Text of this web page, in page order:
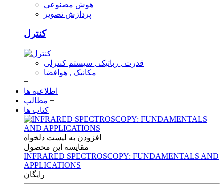
هوش مصنوعی
پردازش تصویر
کنترل
قدرت , رباتیک , سیستم کنترلی
مکانیک , هوافضا
+
اطلاعیه ها +
مطالب +
کتاب ها
افزودن به لیست دلخواه
مقایسه این محصول
INFRARED SPECTROSCOPY: FUNDAMENTALS AND
APPLICATIONS
رایگان